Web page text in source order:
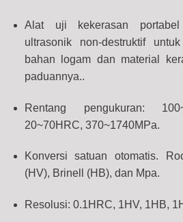
Alat uji kekerasan portabel
ultrasonik non-destruktif
bahan logam dan material
paduannya..
Rentang pengukuran:
20~70HRC, 370~1740MPa.
Konversi satuan otomatis.
(HV), Brinell (HB), dan Mpa.
Resolusi: 0.1HRC, 1HV, 1HB,